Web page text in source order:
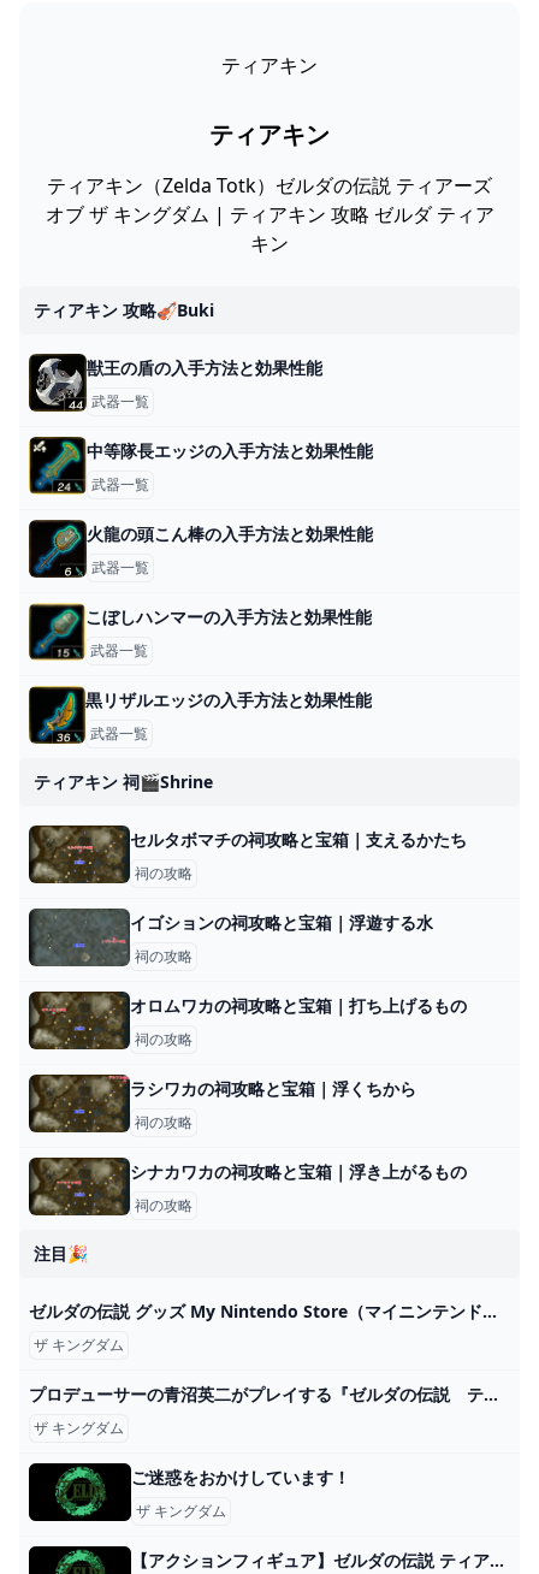
ティアキン
ティアキン
ティアキン（Zelda Totk）ゼルダの伝説 ティアーズ
オブ ザ キングダム | ティアキン 攻略 ゼルダ ティア
キン
ティアキン 攻略🎻buki
獣王の盾の入手方法と効果性能
武器一覧
中等隊長エッジの入手方法と効果性能
武器一覧
火龍の頭こん棒の入手方法と効果性能
武器一覧
こぼしハンマーの入手方法と効果性能
武器一覧
黒リザルエッジの入手方法と効果性能
武器一覧
ティアキン 祠🎬shrine
セルタボマチの祠攻略と宝箱｜支えるかたち
祠の攻略
イゴションの祠攻略と宝箱｜浮遊する水
祠の攻略
オロムワカの祠攻略と宝箱｜打ち上げるもの
祠の攻略
ラシワカの祠攻略と宝箱｜浮くちから
祠の攻略
シナカワカの祠攻略と宝箱｜浮き上がるもの
祠の攻略
注目🎉
ゼルダの伝説 グッズ My Nintendo Store（マイニンテンドーストア）
ザ キングダム
プロデューサーの青沼英二がプレイする『ゼルダの伝説 ティアーズ オブ ザ キングダム』 - YouTube
ザ キングダム
ご迷惑をおかけしています！
ザ キングダム
【アクションフィギュア】ゼルダの伝説 ティアーズ オブ ザ キングダム figma リンク ティアーズ オブ ザ キングダムver. DXエディション【送料無料】 アニメイト